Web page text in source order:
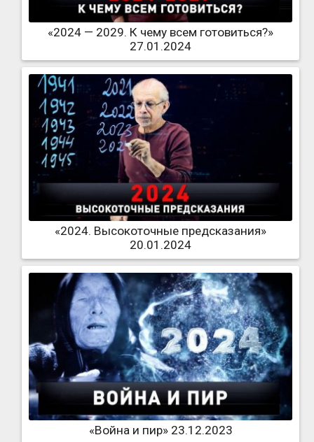
«2024 — 2029. К чему всем готовиться?»
27.01.2024
«2024. Высокоточные предсказания»
20.01.2024
«Война и пир» 23.12.2023